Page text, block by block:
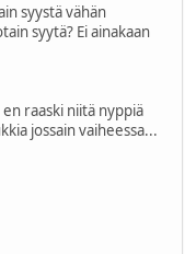
syystä vähän
syytä? Ei ainakaan
raaski niitä nyppiä
jossain vaiheessa...